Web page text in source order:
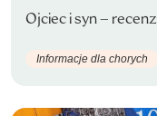
Ojciec i syn –
Informacje dla chorych